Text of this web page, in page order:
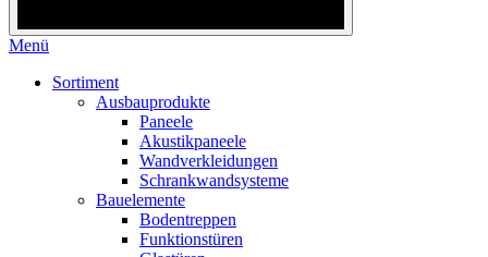
Menü
Sortiment
Ausbauprodukte
Paneele
Akustikpaneele
Wandverkleidungen
Schrankwandsysteme
Bauelemente
Bodentreppen
Funktionstüren